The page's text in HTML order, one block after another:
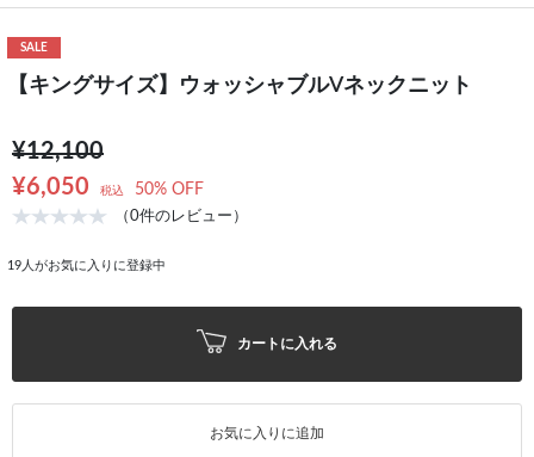
SALE
【キングサイズ】ウォッシャブルVネックニット
¥12,100
¥6,050
税込 50% OFF
（0件のレビュー）
19 人がお気に入りに登録中
カートに入れる
お気に入りに追加